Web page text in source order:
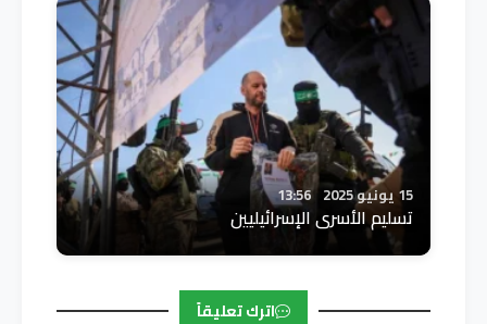
15 يونيو 2025 13:56
تسليم الأسرى الإسرائيليين
اترك تعليقاً